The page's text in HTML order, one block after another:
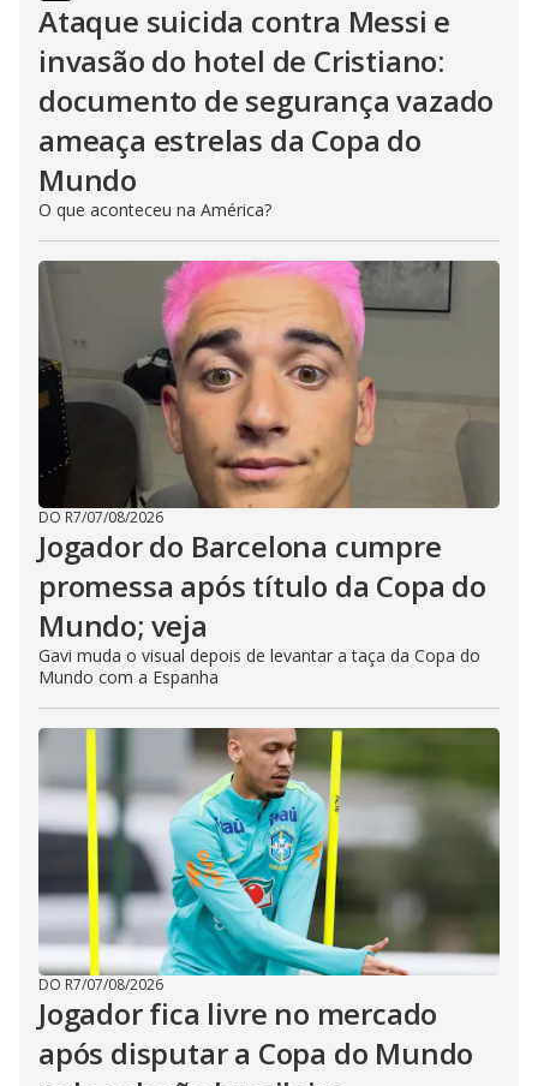
Ataque suicida contra Messi e
invasão do hotel de Cristiano:
documento de segurança vazado
ameaça estrelas da Copa do
Mundo
O que aconteceu na América?
DO R7/07/08/2026
Jogador do Barcelona cumpre
promessa após título da Copa do
Mundo; veja
Gavi muda o visual depois de levantar a taça da Copa do
Mundo com a Espanha
DO R7/07/08/2026
Jogador fica livre no mercado
após disputar a Copa do Mundo